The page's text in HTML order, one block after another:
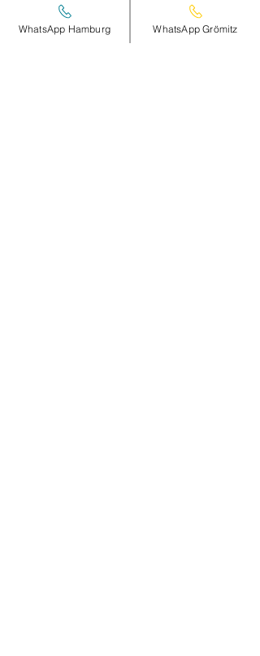
DETAILS hier >
WhatsApp Hamburg WhatsApp Grömitz